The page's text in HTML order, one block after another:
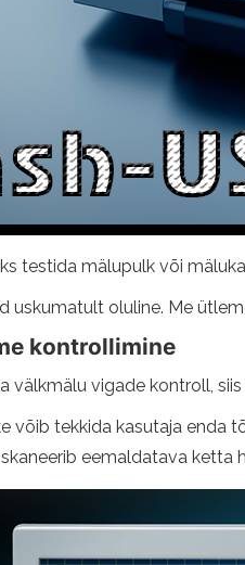
testida mälupulk või
uskumatult oluline. Me
kontrollimine
välkmälu vigade kontroll,
võib tekkida kasutaja enda
skaneerib eemaldatava ketta